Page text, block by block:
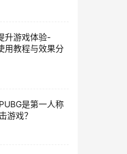
升游戏体验-
用教程与效果分
是第一人称
游戏？